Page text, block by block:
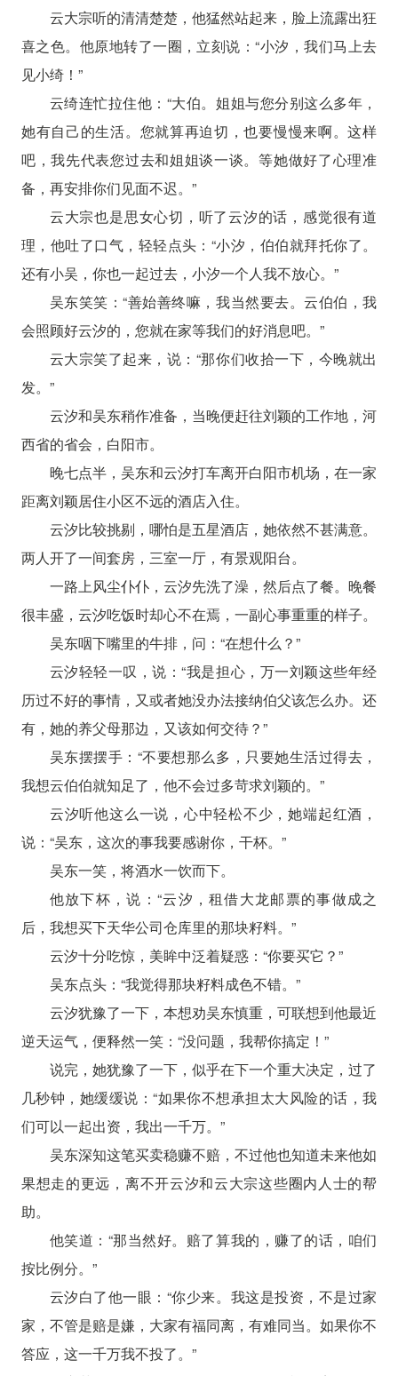
云大宗听的清清楚楚，他猛然站起来，脸上流露出狂
喜之色。他原地转了一圈，立刻说：“小汐，我们马上去
见小绮！”
云绮连忙拉住他：“大伯。姐姐与您分别这么多年，
她有自己的生活。您就算再迫切，也要慢慢来啊。这样
吧，我先代表您过去和姐姐谈一谈。等她做好了心理准
备，再安排你们见面不迟。”
云大宗也是思女心切，听了云汐的话，感觉很有道
理，他吐了口气，轻轻点头：“小汐，伯伯就拜托你了。
还有小吴，你也一起过去，小汐一个人我不放心。”
吴东笑笑：“善始善终嘛，我当然要去。云伯伯，我
会照顾好云汐的，您就在家等我们的好消息吧。”
云大宗笑了起来，说：“那你们收拾一下，今晚就出
发。”
云汐和吴东稍作准备，当晚便赶往刘颖的工作地，河
西省的省会，白阳市。
晚七点半，吴东和云汐打车离开白阳市机场，在一家
距离刘颖居住小区不远的酒店入住。
云汐比较挑剔，哪怕是五星酒店，她依然不甚满意。
两人开了一间套房，三室一厅，有景观阳台。
一路上风尘仆仆，云汐先洗了澡，然后点了餐。晚餐
很丰盛，云汐吃饭时却心不在焉，一副心事重重的样子。
吴东咽下嘴里的牛排，问：“在想什么？”
云汐轻轻一叹，说：“我是担心，万一刘颖这些年经
历过不好的事情，又或者她没办法接纳伯父该怎么办。还
有，她的养父母那边，又该如何交待？”
吴东摆摆手：“不要想那么多，只要她生活过得去，
我想云伯伯就知足了，他不会过多苛求刘颖的。”
云汐听他这么一说，心中轻松不少，她端起红酒，
说：“吴东，这次的事我要感谢你，干杯。”
吴东一笑，将酒水一饮而下。
他放下杯，说：“云汐，租借大龙邮票的事做成之
后，我想买下天华公司仓库里的那块籽料。”
云汐十分吃惊，美眸中泛着疑惑：“你要买它？”
吴东点头：“我觉得那块籽料成色不错。”
云汐犹豫了一下，本想劝吴东慎重，可联想到他最近
逆天运气，便释然一笑：“没问题，我帮你搞定！”
说完，她犹豫了一下，似乎在下一个重大决定，过了
几秒钟，她缓缓说：“如果你不想承担太大风险的话，我
们可以一起出资，我出一千万。”
吴东深知这笔买卖稳赚不赔，不过他也知道未来他如
果想走的更远，离不开云汐和云大宗这些圈内人士的帮
助。
他笑道：“那当然好。赔了算我的，赚了的话，咱们
按比例分。”
云汐白了他一眼：“你少来。我这是投资，不是过家
家，不管是赔是嫌，大家有福同离，有难同当。如果你不
答应，这一千万我不投了。”